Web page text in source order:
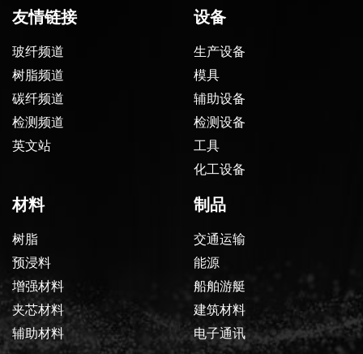
友情链接
玻纤频道
树脂频道
碳纤频道
检测频道
英文站
设备
生产设备
模具
辅助设备
检测设备
工具
化工设备
材料
树脂
预浸料
增强材料
夹芯材料
辅助材料
制品
交通运输
能源
船舶游艇
建筑材料
电子通讯